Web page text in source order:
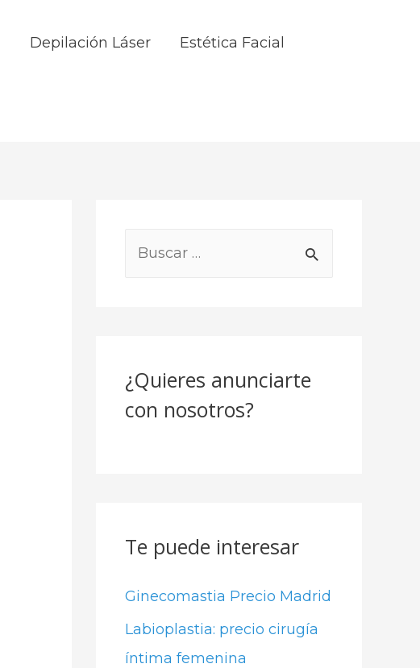
Depilación Láser Estética Facial
r
p
¿Quieres anunciarte
con nosotros?
Te puede interesar
Ginecomastia Precio Madrid
Labioplastia: precio cirugía
íntima femenina